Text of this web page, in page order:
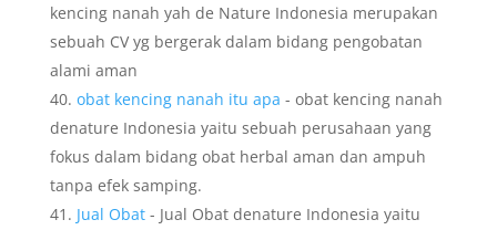
kencing nanah yah de Nature Indonesia merupakan
sebuah CV yg bergerak dalam bidang pengobatan
alami aman
obat kencing nanah itu apa - obat kencing nanah
denature Indonesia yaitu sebuah perusahaan yang
fokus dalam bidang obat herbal aman dan ampuh
tanpa efek samping.
Jual Obat- Jual Obat denature Indonesia yaitu